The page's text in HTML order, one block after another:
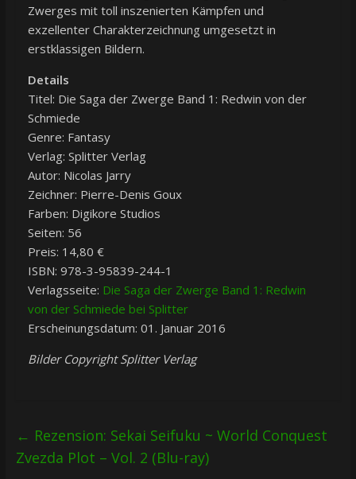
Zwerges mit toll inszenierten Kämpfen und
exzellenter Charakterzeichnung umgesetzt in
erstklassigen Bildern.
Details
Titel: Die Saga der Zwerge Band 1: Redwin von der
Schmiede
Genre: Fantasy
Verlag: Splitter Verlag
Autor: Nicolas Jarry
Zeichner: Pierre-Denis Goux
Farben: Digikore Studios
Seiten: 56
Preis: 14,80 €
ISBN: 978-3-95839-244-1
Verlagsseite: Die Saga der Zwerge Band 1: Redwin
von der Schmiede bei Splitter
Erscheinungsdatum: 01. Januar 2016
Bilder Copyright Splitter Verlag
← Rezension: Sekai Seifuku ~ World Conquest
Zvezda Plot – Vol. 2 (Blu-ray)